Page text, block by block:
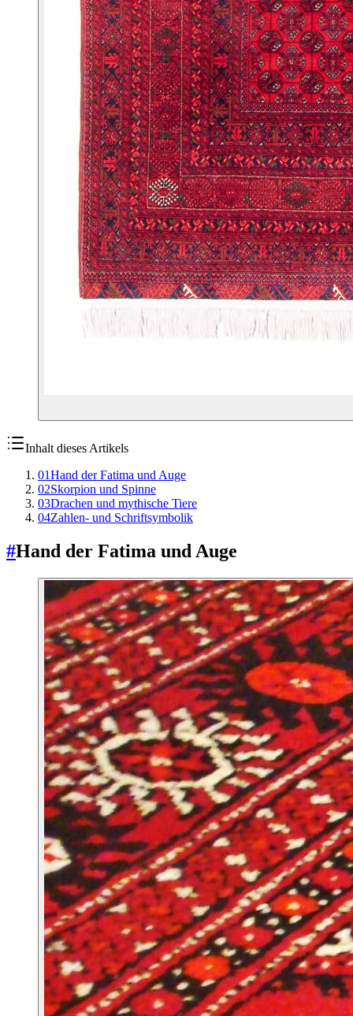
Inhalt dieses Artikels
01Hand der Fatima und Auge
02Skorpion und Spinne
03Drachen und mythische Tiere
04Zahlen- und Schriftsymbolik
#Hand der Fatima und Auge